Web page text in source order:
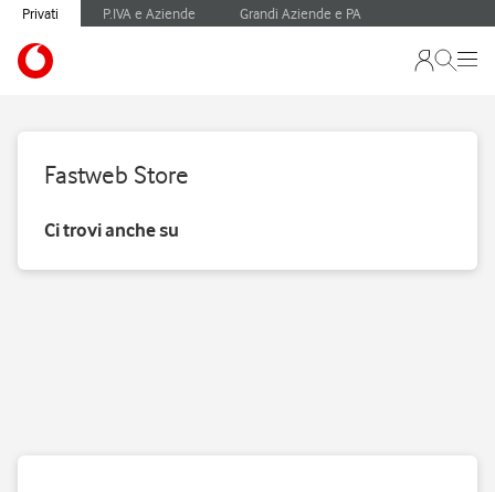
Privati P.IVA e Aziende Grandi Aziende e PA
Fastweb Store
Ci trovi anche su